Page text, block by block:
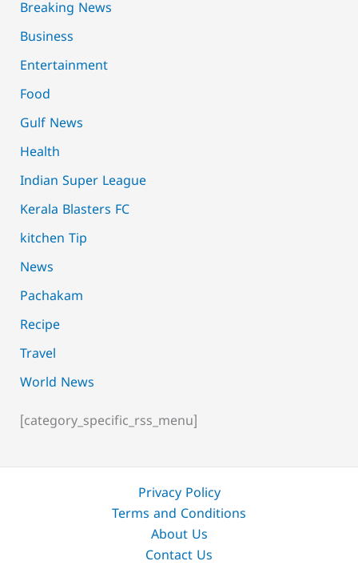
Breaking News
Business
Entertainment
Food
Gulf News
Health
Indian Super League
Kerala Blasters FC
kitchen Tip
News
Pachakam
Recipe
Travel
World News
[category_specific_rss_menu]
Privacy Policy
Terms and Conditions
About Us
Contact Us